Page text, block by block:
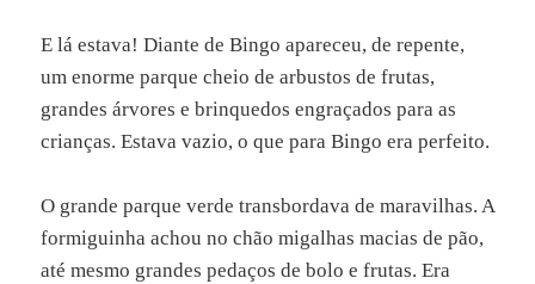
E lá estava! Diante de Bingo apareceu, de repente,
um enorme parque cheio de arbustos de frutas,
grandes árvores e brinquedos engraçados para as
crianças. Estava vazio, o que para Bingo era perfeito.
O grande parque verde transbordava de maravilhas. A
formiguinha achou no chão migalhas macias de pão,
até mesmo grandes pedaços de bolo e frutas. Era